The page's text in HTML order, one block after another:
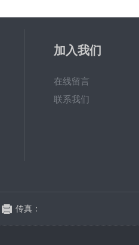
加入我们
在线留言
联系我们
传真：